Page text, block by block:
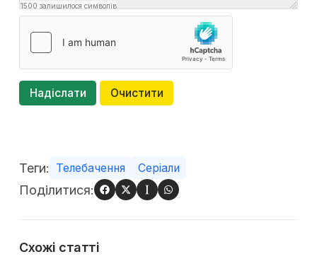
1500 залишилося символів
Надіслати Очистити
Теги: Телебачення Серіали
Поділитися:
Схожі cтатті